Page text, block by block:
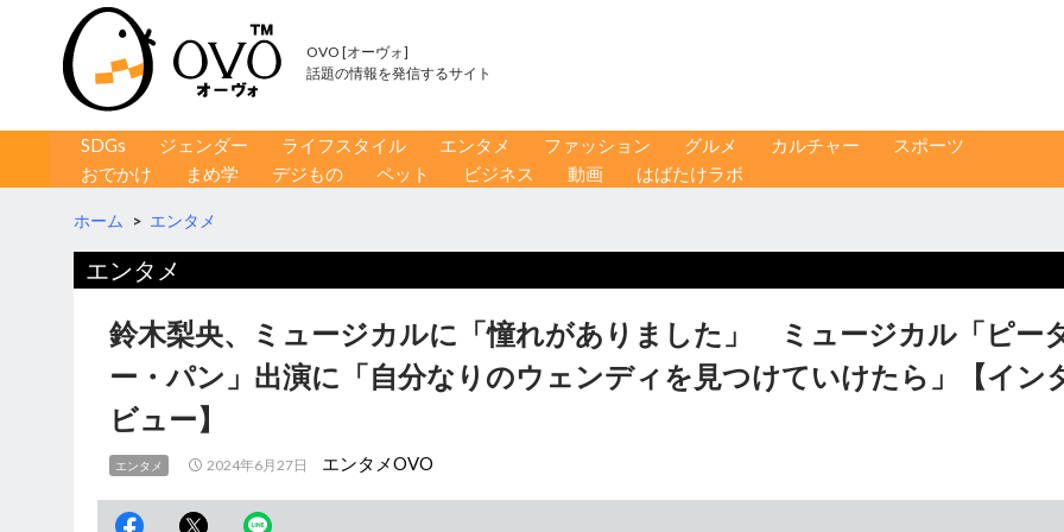
OVO [オーヴォ]
話題の情報を発信するサイト
コンテンツへ移動
SDGs ジェンダー ライフスタイル エンタメ ファッション グルメ カルチャー
スポーツ
おでかけ
まめ学 デジもの ペット ビジネス 動画 はばたけラボ
ホーム > エンタメ
エンタメ
鈴木梨央、ミュージカルに「憧れがありました」 ミュージカル「ピー
ー・パン」出演に「自分なりのウェンディを見つけていけたら」【イン
ビュー】
エンタメ 2024年6月27日 エンタメOVO